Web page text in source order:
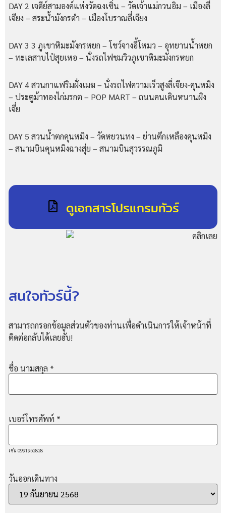
DAY 2 เจดีย์สามองค์แห่งวัดฉงเซิ่น – วัดเจ้าแม่กวนอิม – เมืองลี่
เจียง – สระน้ำมังกรดำ – เมืองโบราณลี่เจียง
DAY 3 3 ภูเขาหิมะมังกรหยก – โชว์จางอี้โหมว – อุทยานน้ำหยก
– ทะเลสาบไป๋สุยเหอ – นั่งรถไฟชมวิวภูเขาหิมะมังกรหยก
DAY 4 สวนกาแฟริมฝั่งเมฆ – นั่งรถไฟความเร็วสูงลี่เจียง-คุนหมิง
– ประตูม้าทองไก่มรกต – POP MART – ถนนคนเดินหนานผิง
เจี่ย
DAY 5 สวนน้ำตกคุนหมิง – วัดหยวนทง – ย่านตึกเหลืองคุนหมิง
– สนามบินคุนหมิงฉางสุ่ย – สนามบินสุวรรณภูมิ
ดูเอกสารโปรแกรมทัวร์
สนใจทัวร์นี้?
สามารถกรอกข้อมูลส่วนตัวของท่านเพื่อดำเนินการให้เจ้าหน้าที่
ติดต่อกลับได้เลยฮับ!
ชื่อ นามสกุล *
เบอร์โทรศัพท์ *
เช่น 0991952828
วันออกเดินทาง